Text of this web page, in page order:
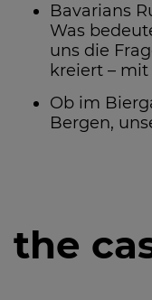
Bavarians
Was
uns die
kreiert –
Ob im
Bergen,
the